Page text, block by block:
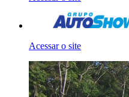
Acessar o site